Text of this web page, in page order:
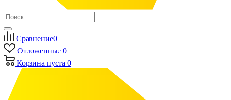
Сравнение0
Отложенные 0
Корзина пуста 0